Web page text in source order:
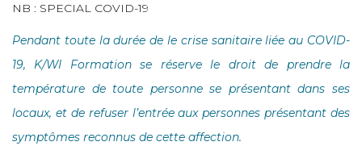
NB : SPECIAL COVID-19
Pendant toute la durée de le crise sanitaire liée au COVID-
19, K/WI Formation se réserve le droit de prendre la
température de toute personne se présentant dans ses
locaux, et de refuser l’entrée aux personnes présentant des
symptômes reconnus de cette affection.